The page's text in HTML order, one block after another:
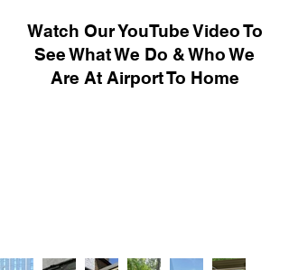
Watch Our YouTube Video To
See What We Do & Who We
Are At Airport To Home